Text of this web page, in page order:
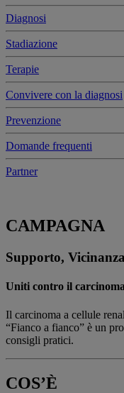
Diagnosi
Stadiazione
Terapie
Convivere con la diagnosi
Prevenzione
Domande frequenti
Partner
CAMPAGNA
Supporto,
Uniti contro il
Il carcinoma a cellule
“Fianco a fianco” è un
consigli pratici.
COS’È